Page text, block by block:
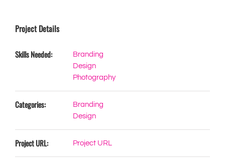
Project Details
Skills Needed:
Branding
Design
Photography
Categories:
Branding
Design
Project URL: Project URL